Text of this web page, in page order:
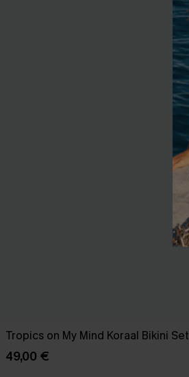
Tropics on My Mind Koraal Bikini Set
49,00 €